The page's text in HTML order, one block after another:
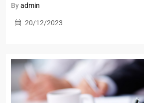
Byadmin
20/12/2023